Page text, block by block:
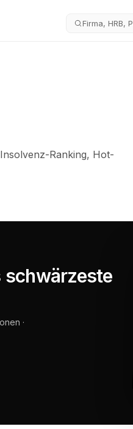
Firma, HRB,
Ranking, Hot-
schwärzeste
·